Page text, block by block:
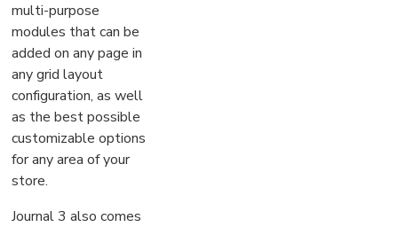
multi-purpose
modules that can be
added on any page in
any grid layout
configuration, as well
as the best possible
customizable options
for any area of your
store.
Journal 3 also comes